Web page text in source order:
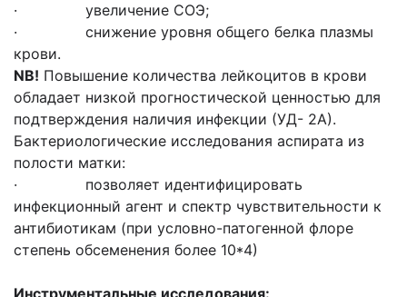
· увеличение СОЭ;
· снижение уровня общего белка плазмы
крови.
NB! Повышение количества лейкоцитов в крови
обладает низкой прогностической ценностью для
подтверждения наличия инфекции (УД- 2А).
Бактериологические исследования аспирата из
полости матки:
· позволяет идентифицировать
инфекционный агент и спектр чувствительности к
антибиотикам (при условно-патогенной флоре
степень обсеменения более 10*4)
Инструментальные исследования: